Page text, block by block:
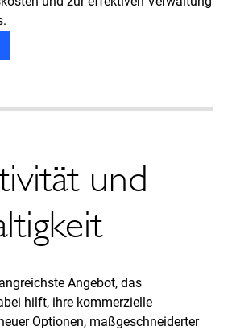
und
Angebot, das
hilft, ihre kommerzielle
Optionen, maßgeschneiderter